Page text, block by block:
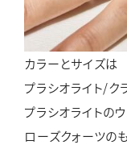
カラーとサイズは
プラシオライト/
プラシオライトの
ローズクォーツの